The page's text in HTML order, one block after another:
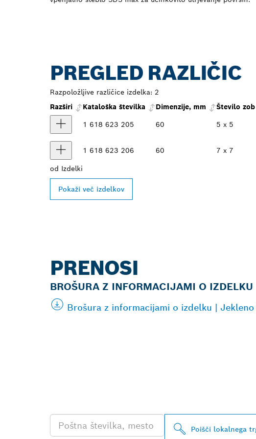
PREGLED RAZLIČIC
Razpoložljive različice izdelka: 2
Razširi
Kataloška številka Dimenzije, mm Število zob
1 618 623 205
60 5 x 5
1 618 623 206 60 7 x 7
od Izdelki
Pokaži več izdelkov
PRENOSI
BROŠURA Z INFORMACIJAMI O IZDELKU
Brošura z informacijami o izdelku |
Poišči lokalnega